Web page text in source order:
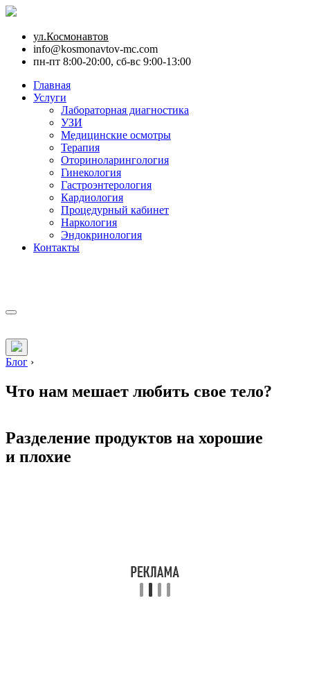
ул.Космонавтов
info@kosmonavtov-mc.com
пн-пт 8:00-20:00, сб-вс 9:00-13:00
Главная
Услуги
Лабораторная диагностика
УЗИ
Медицинские осмотры
Терапия
Оториноларингология
Гинекология
Гастроэнтерология
Кардиология
Процедурный кабинет
Наркология
Эндокринология
Контакты
Блог ›
Что нам мешает любить свое тело?
Разделение продуктов на хорошие
и плохие